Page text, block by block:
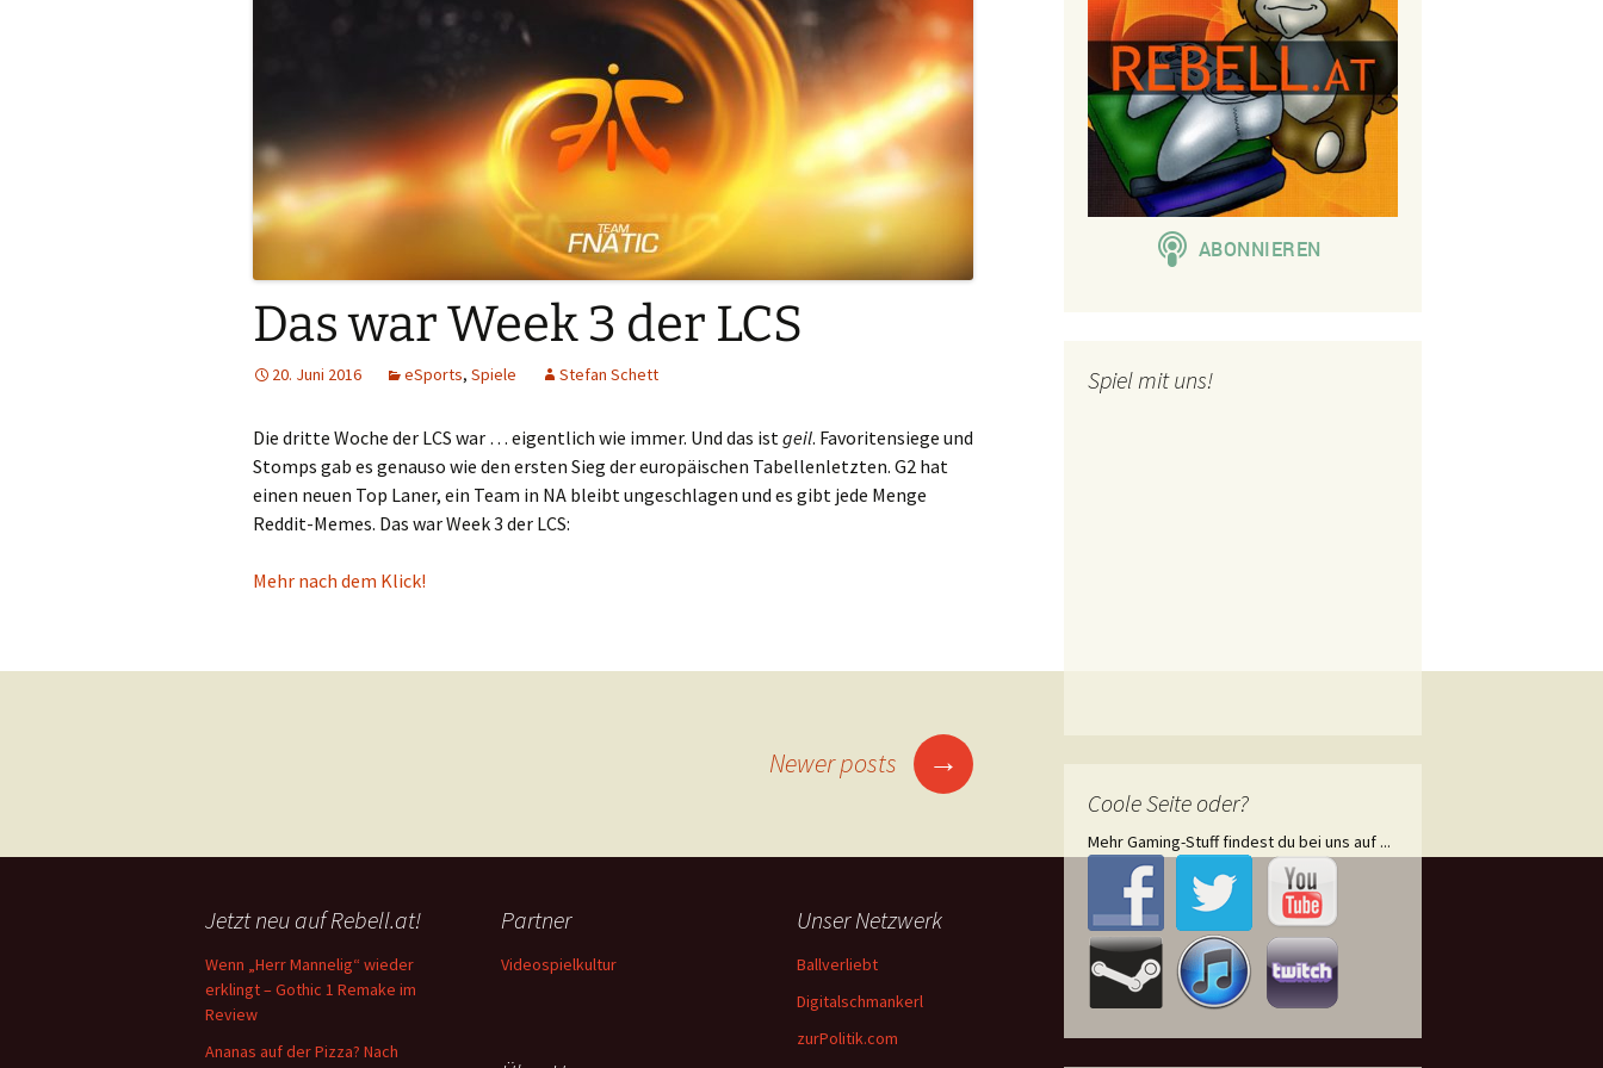
Das war Week 3 der LCS
20. Juni 2016 eSports, Spiele Stefan Schett
Die dritte Woche der LCS war … eigentlich wie immer. Und das istgeil. Favoritensiege und
Stomps gab es genauso wie den ersten Sieg der europäischen Tabellenletzten. G2 hat
einen neuen Top Laner, ein Team in NA bleibt ungeschlagen und es gibt jede Menge
Reddit-Memes. Das war Week 3 der LCS:
Mehr nach dem Klick!
Newer posts →
Spiel mit uns!
Coole Seite oder?
Mehr Gaming-Stuff findest du bei uns auf ...
Jetzt neu auf Rebell.at!
Wenn „Herr Mannelig“ wieder
erklingt – Gothic 1 Remake im
Review
Ananas auf der Pizza? Nach
Partner
Videospielkultur
Unser Netzwerk
Ballverliebt
Digitalschmankerl
zurPolitik.com